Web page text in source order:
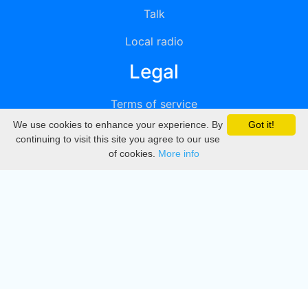
Talk
Local radio
Legal
Terms of service
Privacy
DMCA
Got it!
We use cookies to enhance your experience. By
continuing to visit this site you agree to our use
of cookies. More info